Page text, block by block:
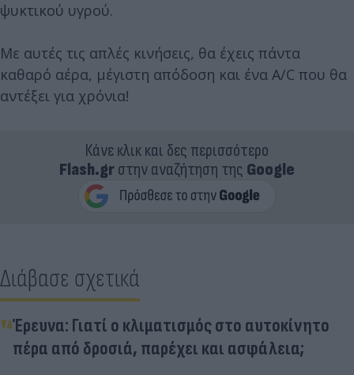
ψυκτικού υγρού.
Με αυτές τις απλές κινήσεις, θα έχεις πάντα
καθαρό αέρα, μέγιστη απόδοση και ένα A/C που θα
αντέξει για χρόνια!
Κάνε κλικ και δες περισσότερο
Flash.grστην αναζήτηση της Google
Διάβασε σχετικά
Έρευνα: Γιατί ο κλιματισμός στο αυτοκίνητο
πέρα από δροσιά, παρέχει και ασφάλεια;